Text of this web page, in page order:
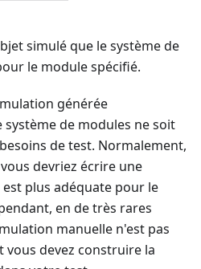
simulé que le système de
le module spécifié.
générée
de modules ne soit
de test. Normalement,
devriez écrire une
plus adéquate pour le
en de très rares
manuelle n'est pas
vous devez construire la